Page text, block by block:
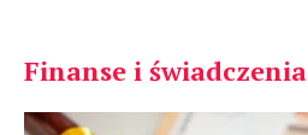
Finanse i świadczenia